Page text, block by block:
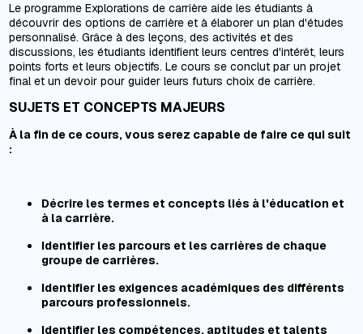
Le programme Explorations de carrière aide les étudiants à
découvrir des options de carrière et à élaborer un plan d'études
personnalisé. Grâce à des leçons, des activités et des
discussions, les étudiants identifient leurs centres d'intérêt, leurs
points forts et leurs objectifs. Le cours se conclut par un projet
final et un devoir pour guider leurs futurs choix de carrière.
SUJETS ET CONCEPTS MAJEURS
À la fin de ce cours, vous serez capable de faire ce qui suit
:
Décrire les termes et concepts liés à l'éducation et
à la carrière.
Identifier les parcours et les carrières de chaque
groupe de carrières.
Identifier les exigences académiques des différents
parcours professionnels.
Identifier les compétences, aptitudes et talents